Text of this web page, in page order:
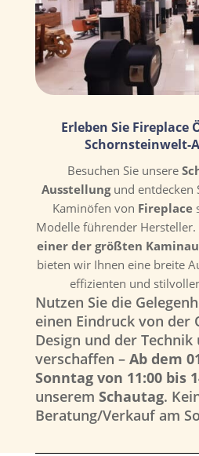
Erleben Sie Fireplace
Schornsteinwelt-
Besuchen Sie unsere
Ausstellungund entdecken
Kaminöfen von Fireplace
Modelle führender Hersteller.
einer der größten
bieten wir Ihnen eine breite
effizienten und
Nutzen Sie die
einen Eindruck von der
Design und der
verschaffen – Ab dem
Sonntag von 11:00 bis
unserem Schautag.
Beratung/Verkauf am